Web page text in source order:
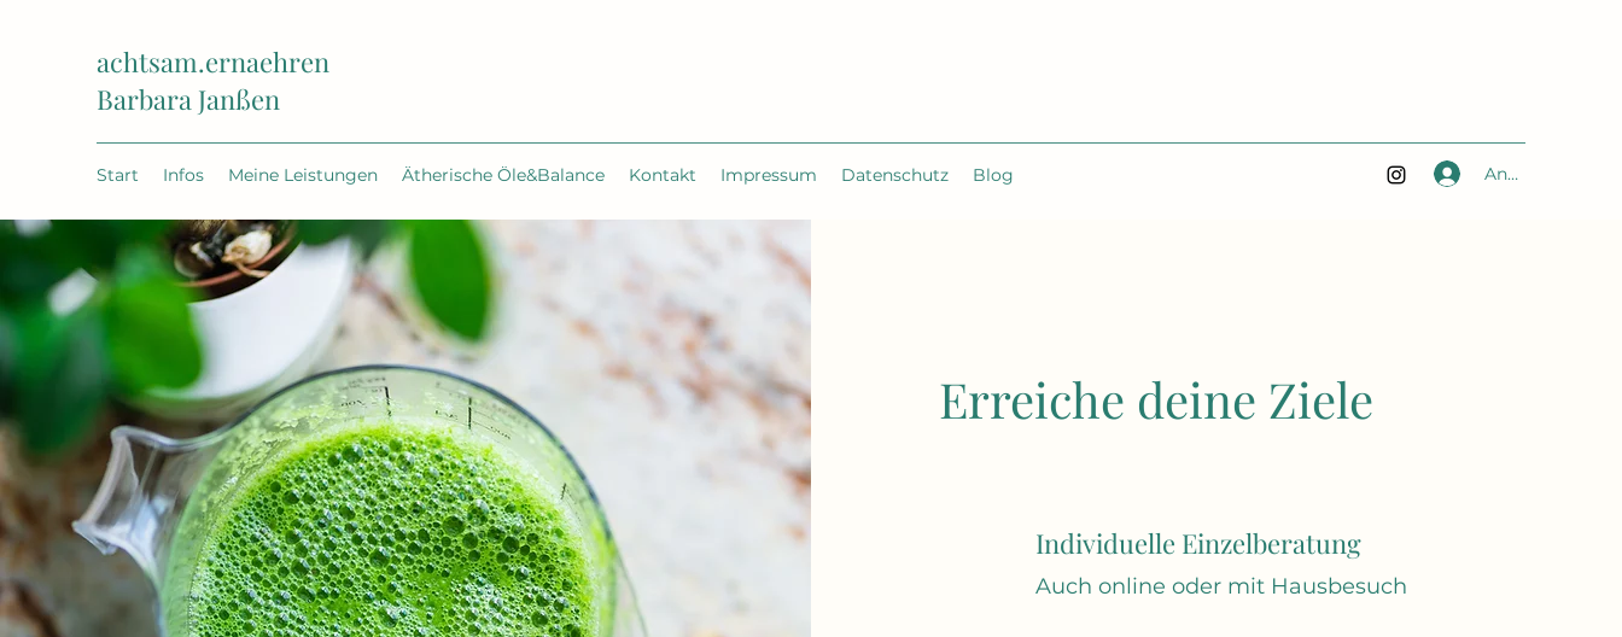
achtsam.ernaehren
Barbara Janßen
Start Infos Meine Leistungen Ätherische Öle&Balance Kontakt Impressum Datenschutz Blog Anmelden
Erreiche deine Ziele
Individuelle Einzelberatung
Auch online oder mit Hausbesuch